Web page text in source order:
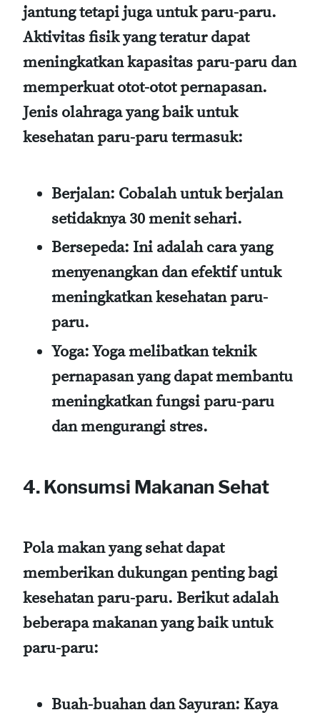
jantung tetapi juga untuk paru-paru.
Aktivitas fisik yang teratur dapat
meningkatkan kapasitas paru-paru dan
memperkuat otot-otot pernapasan.
Jenis olahraga yang baik untuk
kesehatan paru-paru termasuk:
Berjalan: Cobalah untuk berjalan
setidaknya 30 menit sehari.
Bersepeda: Ini adalah cara yang
menyenangkan dan efektif untuk
meningkatkan kesehatan paru-
paru.
Yoga: Yoga melibatkan teknik
pernapasan yang dapat membantu
meningkatkan fungsi paru-paru
dan mengurangi stres.
4.Konsumsi Makanan Sehat
Pola makan yang sehat dapat
memberikan dukungan penting bagi
kesehatan paru-paru. Berikut adalah
beberapa makanan yang baik untuk
paru-paru:
Buah-buahan dan Sayuran: Kaya